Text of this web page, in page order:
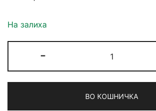
На залиха
-
Hair
UV
Spray
ВО КОШНИЧКА